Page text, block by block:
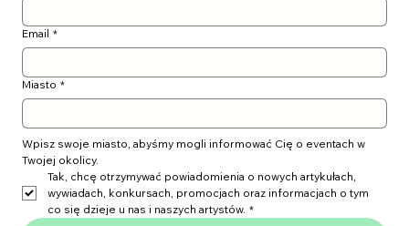
Email *
Miasto *
Wpisz swoje miasto, abyśmy mogli informować Cię o eventach w
Twojej okolicy.
Tak, chcę otrzymywać powiadomienia o nowych artykułach,
wywiadach, konkursach, promocjach oraz informacjach o tym
co się dzieje u nas i naszych artystów. *